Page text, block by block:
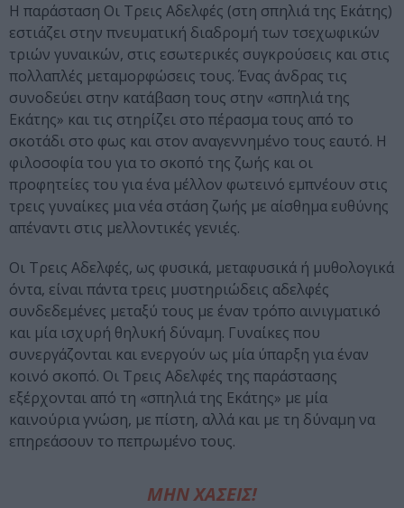
Η παράσταση Οι Τρεις Αδελφές (στη σπηλιά της Εκάτης)
εστιάζει στην πνευματική διαδρομή των τσεχωφικών
τριών γυναικών, στις εσωτερικές συγκρούσεις και στις
πολλαπλές μεταμορφώσεις τους. Ένας άνδρας τις
συνοδεύει στην κατάβαση τους στην «σπηλιά της
Εκάτης» και τις στηρίζει στο πέρασμα τους από το
σκοτάδι στο φως και στον αναγεννημένο τους εαυτό. Η
φιλοσοφία του για το σκοπό της ζωής και οι
προφητείες του για ένα μέλλον φωτεινό εμπνέουν στις
τρεις γυναίκες μια νέα στάση ζωής με αίσθημα ευθύνης
απέναντι στις μελλοντικές γενιές.
Οι Τρεις Αδελφές, ως φυσικά, μεταφυσικά ή μυθολογικά
όντα, είναι πάντα τρεις μυστηριώδεις αδελφές
συνδεδεμένες μεταξύ τους με έναν τρόπο αινιγματικό
και μία ισχυρή θηλυκή δύναμη. Γυναίκες που
συνεργάζονται και ενεργούν ως μία ύπαρξη για έναν
κοινό σκοπό. Οι Τρεις Αδελφές της παράστασης
εξέρχονται από τη «σπηλιά της Εκάτης» με μία
καινούρια γνώση, με πίστη, αλλά και με τη δύναμη να
επηρεάσουν το πεπρωμένο τους.
ΜΗΝ ΧΑΣΕΙΣ!